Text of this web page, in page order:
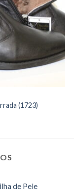
(1723)
de Pele